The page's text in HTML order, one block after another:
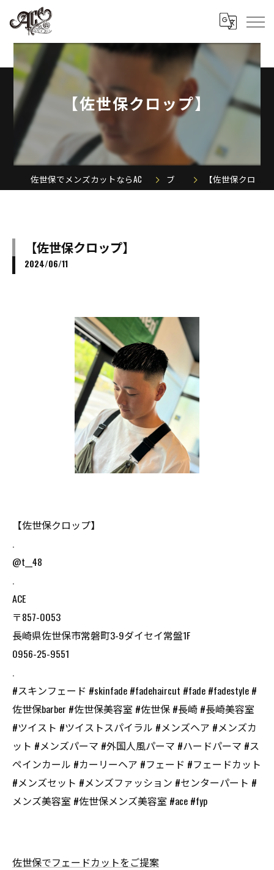
【佐世保クロップ】
ブログ 【佐世保クロップ】
【佐世保クロップ】
2024/06/11
【佐世保クロップ】
.
@t__48
.
ACE
〒857-0053
長崎県佐世保市常磐町3-9ダイセイ常盤1F
0956-25-9551
.
#スキンフェード #skinfade #fadehaircut #fade #fadestyle #
佐世保barber #佐世保美容室 #佐世保 #長崎 #長崎美容室
#ツイスト #ツイストスパイラル #メンズヘア #メンズカ
ット #メンズパーマ #外国人風パーマ #ハードパーマ #ス
ペインカール #カーリーヘア #フェード #フェードカット
#メンズセット #メンズファッション #センターパート #
メンズ美容室 #佐世保メンズ美容室 #ace #fyp
佐世保でフェードカットをご提案